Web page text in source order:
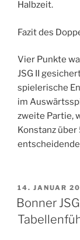
Halbzeit.
Fazit des
Vier Punkte
JSG II
spielerische
im
zweite Partie,
Konstanz
AM
14. JANUAR
Bonner